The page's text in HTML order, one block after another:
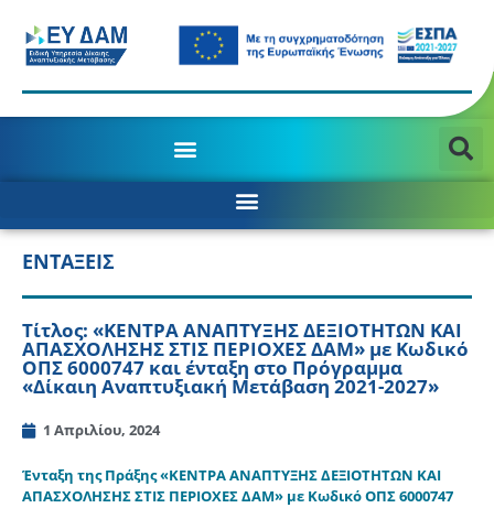
ΕΝΤΑΞΕΙΣ
Τίτλος: «ΚΕΝΤΡΑ ΑΝΑΠΤΥΞΗΣ ΔΕΞΙΟΤΗΤΩΝ ΚΑΙ
ΑΠΑΣΧΟΛΗΣΗΣ ΣΤΙΣ ΠΕΡΙΟΧΕΣ ΔΑΜ» με Κωδικό
ΟΠΣ 6000747 και ένταξη στο Πρόγραμμα
«Δίκαιη Αναπτυξιακή Μετάβαση 2021-2027»
1 Απριλίου, 2024
Ένταξη της Πράξης «ΚΕΝΤΡΑ ΑΝΑΠΤΥΞΗΣ ΔΕΞΙΟΤΗΤΩΝ ΚΑΙ
ΑΠΑΣΧΟΛΗΣΗΣ ΣΤΙΣ ΠΕΡΙΟΧΕΣ ΔΑΜ» με Κωδικό ΟΠΣ 6000747